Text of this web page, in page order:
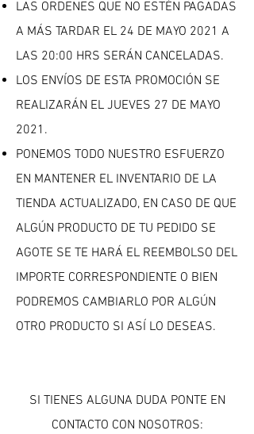
LAS ORDENES QUE NO ESTÉN PAGADAS
A MÁS TARDAR EL 24 DE MAYO 2021 A
LAS 20:00 HRS SERÁN CANCELADAS.
LOS ENVÍOS DE ESTA PROMOCIÓN SE
REALIZARÁN EL JUEVES 27 DE MAYO
2021.
PONEMOS TODO NUESTRO ESFUERZO
EN MANTENER EL INVENTARIO DE LA
TIENDA ACTUALIZADO, EN CASO DE QUE
ALGÚN PRODUCTO DE TU PEDIDO SE
AGOTE SE TE HARÁ EL REEMBOLSO DEL
IMPORTE CORRESPONDIENTE O BIEN
PODREMOS CAMBIARLO POR ALGÚN
OTRO PRODUCTO SI ASÍ LO DESEAS.
SI TIENES ALGUNA DUDA PONTE EN
CONTACTO CON NOSOTROS: